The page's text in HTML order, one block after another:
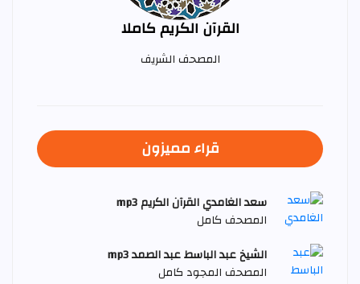
القرآن الكريم كاملا
المصحف الشريف
قراء مميزون
سعد الغامدي القرآن الكريم mp3
المصحف كامل
الشيخ عبد الباسط عبد الصمد mp3
المصحف المجود كامل